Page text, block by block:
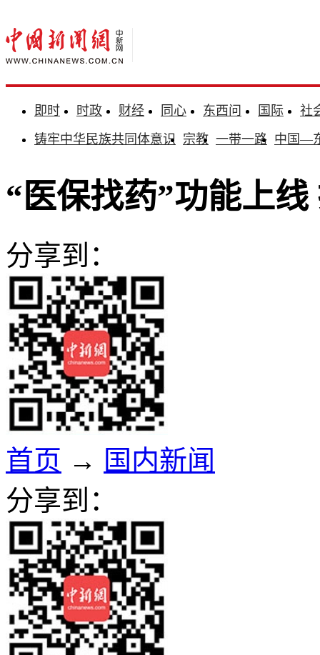
即时 时政 财经 同心 东西问 国际
社
铸牢中华民族共同体意识 宗教 一带一路 中国—
“医保找药”功能上
分享到：
首页 → 国内新闻
分享到：